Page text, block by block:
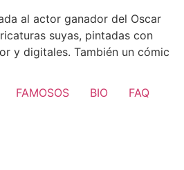
al actor ganador del Oscar
suyas, pintadas con
y digitales. También un cómic
FAMOSOS BIO FAQ